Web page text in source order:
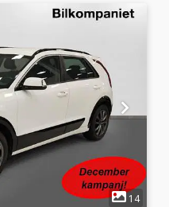
14